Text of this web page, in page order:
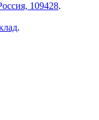
109428.
.